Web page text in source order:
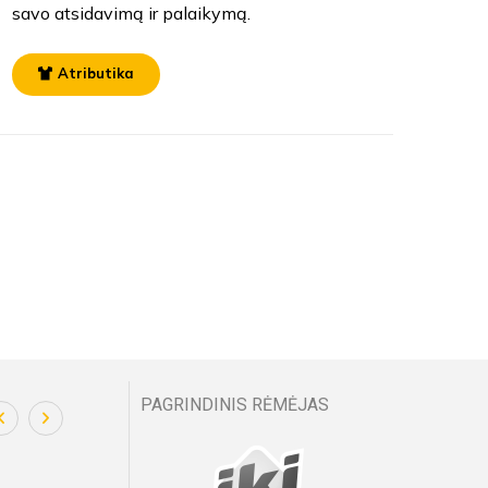
savo atsidavimą ir palaikymą.
Atributika
PAGRINDINIS RĖMĖJAS